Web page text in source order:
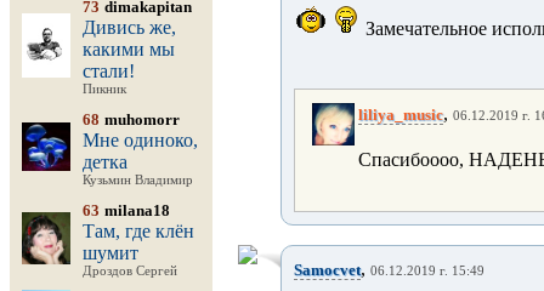
73 dimakapitan
Дивись же,
какими мы
стали!
Пикник
68 muhomorr
Мне одиноко,
детка
Кузьмин Владимир
63 milana18
Там, где клён
шумит
Дроздов Сергей
Замечательное
liliya_music, 06.12.2019 г.
Спасибоооо,
Samocvet, 06.12.2019 г. 15:49